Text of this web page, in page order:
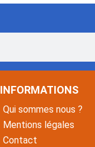
INFORMATIONS
Qui sommes nous ?
Mentions légales
Contact